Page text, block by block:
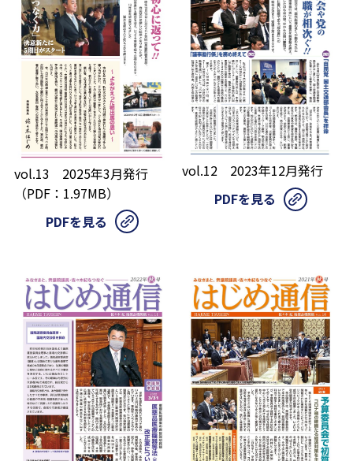
vol.13 2025年3月発行
（PDF：1.97MB）
PDFを見る
vol.12 2023年12月発行
PDFを見る